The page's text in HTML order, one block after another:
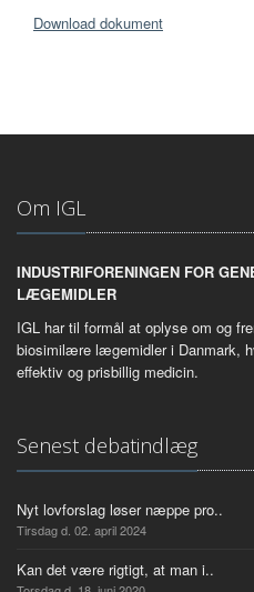
Download dokument
Om IGL
INDUSTRIFORENINGEN FOR
LÆGEMIDLER
IGL har til formål at oplyse om og
biosimilære lægemidler i Danmark,
effektiv og prisbillig medicin.
Senest debatindlæg
Nyt lovforslag løser næppe pro..
Tirsdag d. 02. april 2024
Kan det være rigtigt, at man i..